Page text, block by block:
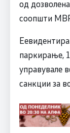
од
соопшти
паркирање,
управувале
санкции за